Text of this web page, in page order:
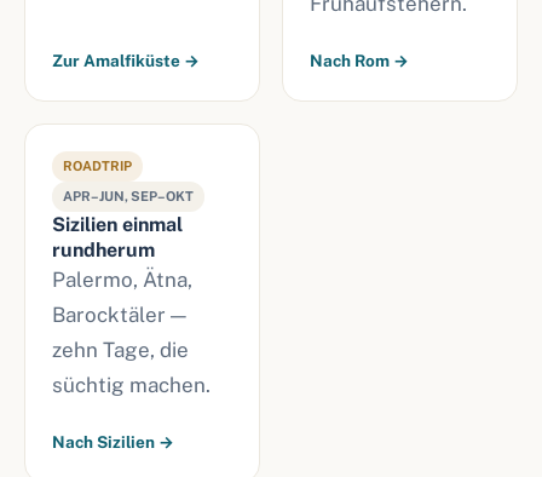
Zur Amalfiküste → Nach Rom →
ROADTRIP
APR–JUN, SEP–OKT
Sizilien einmal
rundherum
Palermo, Ätna,
Barocktäler —
zehn Tage, die
süchtig machen.
Nach Sizilien →